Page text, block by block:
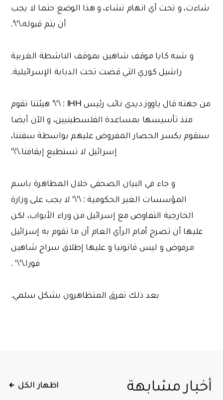
شاءت، و تحت أي اتهام تشاء، و هذا الوضع حتما لا يجب
أن يتم قبوله.\'\'.
و شبه كايا موقف شاهين بموقف الناشطة الغربية
راشيل كوري التي قضت تحت الدبابة الإسرائيلية.
من جهته قال ياووز ديدي نائب رئيس IHH : \'\' هيئتنا تقوم
منذ تأسيسها بمساعدة الفلسطينيين، و الآن أيضا
سنقوم بكسر الحصار المفروض عليهم بواسطة سفننا،
إسرائيل لا تستطيع إيقافنا.\'\'
و جاء في البيان الصحفي خلال المظاهرة باسم
المؤسسات الغير الحكومية : \'\' لا يجب على وزارة
الخارجية التفاوض مع إسرائيل من وراء الأبواب، لكن
عليها أن تصرح أمام الرأي العام أن ما تقوم به إسرائيل
مرفوض و ليس قانونيا و عليها إطلاق سراح شاهين
فورا.\'\' .
بعد ذلك تفرق المتظاهرون بشكل سلمي.
أخبار مشابهة اظهار الكل